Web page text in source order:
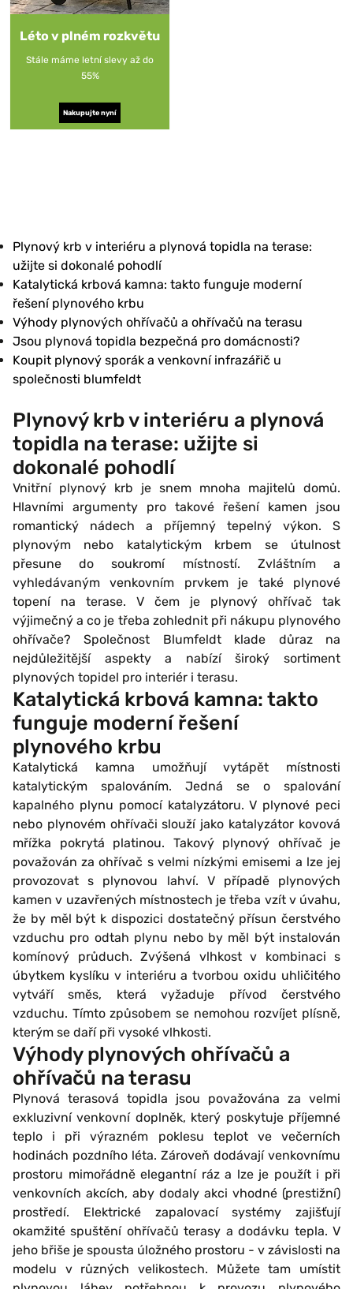
Léto v plném rozkvětu
Stále máme letní slevy až do
55%
Nakupujte nyní
Plynový krb v interiéru a plynová topidla na terase:
užijte si dokonalé pohodlí
Katalytická krbová kamna: takto funguje moderní
řešení plynového krbu
Výhody plynových ohřívačů a ohřívačů na terasu
Jsou plynová topidla bezpečná pro domácnosti?
Koupit plynový sporák a venkovní infrazářič u
společnosti blumfeldt
Plynový krb v interiéru a plynová
topidla na terase: užijte si
dokonalé pohodlí
Vnitřní plynový krb je snem mnoha majitelů domů.
Hlavními argumenty pro takové řešení kamen jsou
romantický nádech a příjemný tepelný výkon. S
plynovým nebo katalytickým krbem se útulnost
přesune do soukromí místností. Zvláštním a
vyhledávaným venkovním prvkem je také plynové
topení na terase. V čem je plynový ohřívač tak
výjimečný a co je třeba zohlednit při nákupu plynového
ohřívače? Společnost Blumfeldt klade důraz na
nejdůležitější aspekty a nabízí široký sortiment
plynových topidel pro interiér i terasu.
Katalytická krbová kamna: takto
funguje moderní řešení
plynového krbu
Katalytická kamna umožňují vytápět místnosti
katalytickým spalováním. Jedná se o spalování
kapalného plynu pomocí katalyzátoru. V plynové peci
nebo plynovém ohřívači slouží jako katalyzátor kovová
mřížka pokrytá platinou. Takový plynový ohřívač je
považován za ohřívač s velmi nízkými emisemi a lze jej
provozovat s plynovou lahví. V případě plynových
kamen v uzavřených místnostech je třeba vzít v úvahu,
že by měl být k dispozici dostatečný přísun čerstvého
vzduchu pro odtah plynu nebo by měl být instalován
komínový průduch. Zvýšená vlhkost v kombinaci s
úbytkem kyslíku v interiéru a tvorbou oxidu uhličitého
vytváří směs, která vyžaduje přívod čerstvého
vzduchu. Tímto způsobem se nemohou rozvíjet plísně,
kterým se daří při vysoké vlhkosti.
Výhody plynových ohřívačů a
ohřívačů na terasu
Plynová terasová topidla jsou považována za velmi
exkluzivní venkovní doplněk, který poskytuje příjemné
teplo i při výrazném poklesu teplot ve večerních
hodinách pozdního léta. Zároveň dodávají venkovnímu
prostoru mimořádně elegantní ráz a lze je použít i při
venkovních akcích, aby dodaly akci vhodné (prestižní)
prostředí. Elektrické zapalovací systémy zajišťují
okamžité spuštění ohřívačů terasy a dodávku tepla. V
jeho břiše je spousta úložného prostoru - v závislosti na
modelu v různých velikostech. Můžete tam umístit